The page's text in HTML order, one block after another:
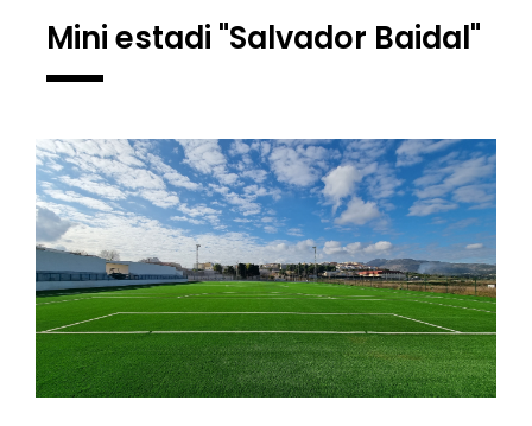
Mini estadi "Salvador Baidal"